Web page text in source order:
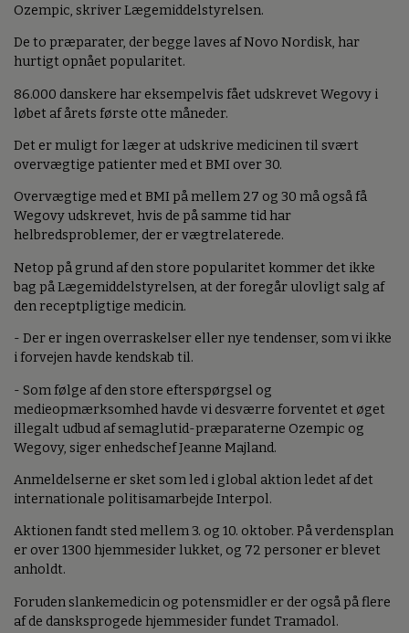
Ozempic, skriver Lægemiddelstyrelsen.
De to præparater, der begge laves af Novo Nordisk, har
hurtigt opnået popularitet.
86.000 danskere har eksempelvis fået udskrevet Wegovy i
løbet af årets første otte måneder.
Det er muligt for læger at udskrive medicinen til svært
overvægtige patienter med et BMI over 30.
Overvægtige med et BMI på mellem 27 og 30 må også få
Wegovy udskrevet, hvis de på samme tid har
helbredsproblemer, der er vægtrelaterede.
Netop på grund af den store popularitet kommer det ikke
bag på Lægemiddelstyrelsen, at der foregår ulovligt salg af
den receptpligtige medicin.
- Der er ingen overraskelser eller nye tendenser, som vi ikke
i forvejen havde kendskab til.
- Som følge af den store efterspørgsel og
medieopmærksomhed havde vi desværre forventet et øget
illegalt udbud af semaglutid-præparaterne Ozempic og
Wegovy, siger enhedschef Jeanne Majland.
Anmeldelserne er sket som led i global aktion ledet af det
internationale politisamarbejde Interpol.
Aktionen fandt sted mellem 3. og 10. oktober. På verdensplan
er over 1300 hjemmesider lukket, og 72 personer er blevet
anholdt.
Foruden slankemedicin og potensmidler er der også på flere
af de dansksprogede hjemmesider fundet Tramadol.